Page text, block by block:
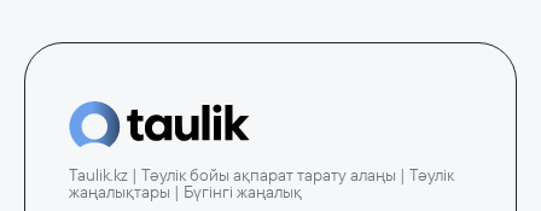
Taulik.kz | Тәулік бойы ақпарат тарату алаңы | Тәулік
жаңалықтары | Бүгінгі жаңалық